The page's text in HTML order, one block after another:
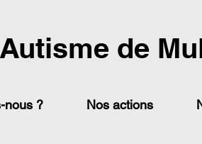
de
nous ? Nos actions